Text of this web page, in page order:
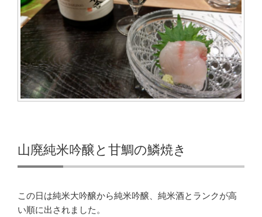
山廃純米吟醸と甘鯛の鱗焼き
この日は純米大吟醸から純米吟醸、純米酒とランクが高
い順に出されました。